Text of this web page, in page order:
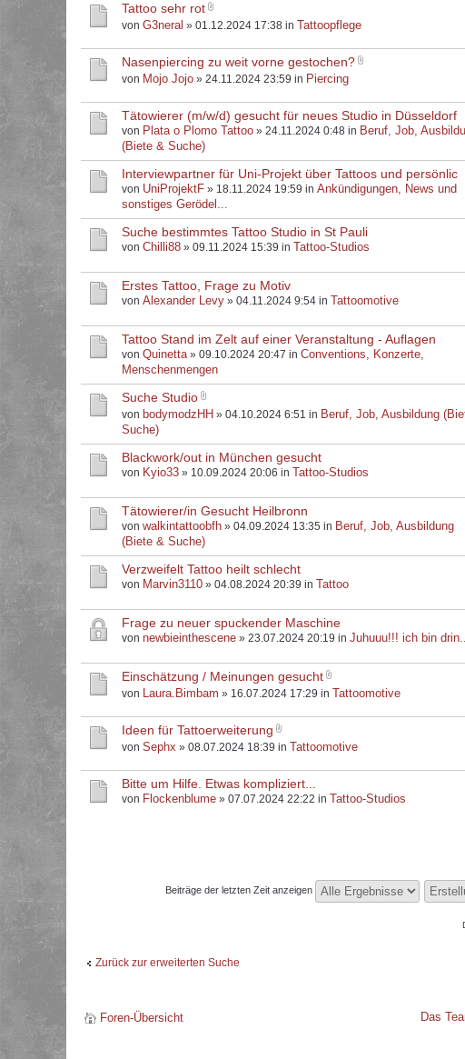
Tattoo sehr rot
von G3neral » 01.12.2024 17:38 in Tattoopflege
Nasenpiercing zu weit vorne gestochen?
von Mojo Jojo » 24.11.2024 23:59 in Piercing
Tätowierer (m/w/d) gesucht für neues Studio in Düsseldorf
von Plata o Plomo Tattoo » 24.11.2024 0:48 in Beruf, Job,
(Biete & Suche)
Interviewpartner für Uni-Projekt über Tattoos und persönlic
von UniProjektF » 18.11.2024 19:59 in Ankündigungen, News und
sonstiges Gerödel...
Suche bestimmtes Tattoo Studio in St Pauli
von Chilli88 » 09.11.2024 15:39 in Tattoo-Studios
Erstes Tattoo, Frage zu Motiv
von Alexander Levy » 04.11.2024 9:54 in Tattoomotive
Tattoo Stand im Zelt auf einer Veranstaltung - Auflagen
von Quinetta» 09.10.2024 20:47 in Conventions, Konzerte,
Menschenmengen
Suche Studio
von bodymodzHH » 04.10.2024 6:51 in Beruf, Job, Ausbildung
Suche)
Blackwork/out in München gesucht
von Kyio33 » 10.09.2024 20:06 in Tattoo-Studios
Tätowierer/in Gesucht Heilbronn
von walkintattoobfh » 04.09.2024 13:35 in Beruf, Job, Ausbildung
(Biete & Suche)
Verzweifelt Tattoo heilt schlecht
von Marvin3110 » 04.08.2024 20:39 in Tattoo
Frage zu neuer spuckender Maschine
von newbieinthescene » 23.07.2024 20:19 in Juhuuu!!! ich bin
Einschätzung / Meinungen gesucht
von Laura.Bimbam » 16.07.2024 17:29 in Tattoomotive
Ideen für Tattoerweiterung
von Sephx » 08.07.2024 18:39 in Tattoomotive
Bitte um Hilfe. Etwas kompliziert...
von Flockenblume » 07.07.2024 22:22 in Tattoo-Studios
Beiträge der letzten Zeit anzeigen
Zurück zur erweiterten Suche
Foren-Übersicht Das